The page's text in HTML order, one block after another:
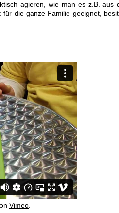
agieren, wie man es z.B. aus
die ganze Familie geeignet,
on Vimeo